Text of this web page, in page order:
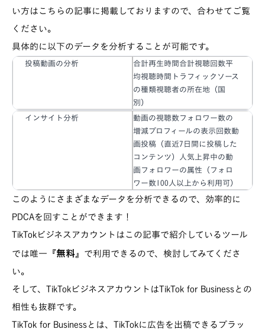
い方はこちらの記事に掲載しておりますので、合わせてご覧
ください。
具体的に以下のデータを分析することが可能です。
投稿動画の分析
合計再生時間合計視聴回数平
均視聴時間トラフィックソース
の種類視聴者の所在地（国
別）
インサイト分析
動画の視聴数フォロワー数の
増減プロフィールの表示回数動
画投稿（直近7日間に投稿した
コンテンツ）人気上昇中の動
画フォロワーの属性（フォロ
ワー数100人以上から利用可）
このようにさまざまなデータを分析できるので、効率的に
PDCAを回すことができます！
TikTokビジネスアカウントはこの記事で紹介しているツール
では唯一『無料』で利用できるので、検討してみてくださ
い。
そして、TikTokビジネスアカウントはTikTok for Businessとの
相性も抜群です。
TikTok for Businessとは、TikTokに広告を出稿できるプラッ